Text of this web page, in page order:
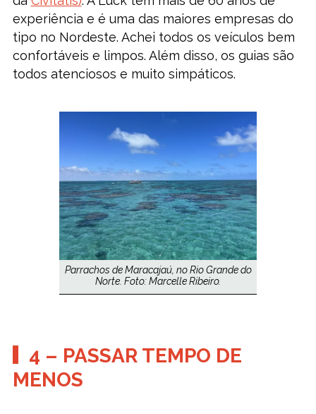
experiência e é uma das maiores empresas do
tipo no Nordeste. Achei todos os veículos bem
confortáveis e limpos. Além disso, os guias são
todos atenciosos e muito simpáticos.
Parrachos de Maracajaú, no Rio Grande do
Norte. Foto: Marcelle Ribeiro.
4 – PASSAR TEMPO DE
MENOS